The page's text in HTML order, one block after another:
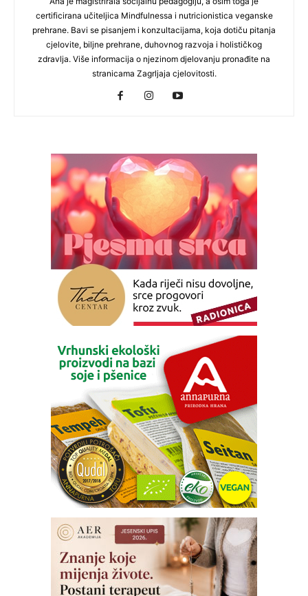
certificirana učiteljica Mindfulnessa i nutricionistica veganske
prehrane. Bavi se pisanjem i konzultacijama, koja dotiču pitanja
cjelovite, biljne prehrane, duhovnog razvoja i holističkog
zdravlja. Više informacija o njezinom djelovanju pronađite na
stranicama Zagrljaja cjelovitosti.